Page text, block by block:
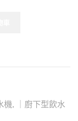
機,
｜廚下型飲水